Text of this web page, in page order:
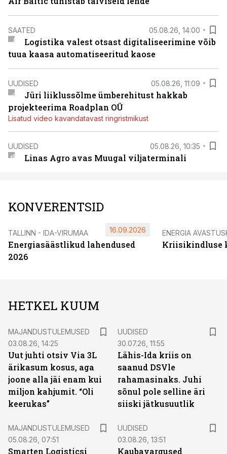
SAATED 05.08.26, 14:00
Logistika valest otsast digitaliseerimine võib
tuua kaasa automatiseeritud kaose
UUDISED 05.08.26, 11:09
Jüri liiklussõlme ümberehitust hakkab
projekteerima Roadplan OÜ
Lisatud video kavandatavast ringristmikust
UUDISED 05.08.26, 10:35
Linas Agro avas Muugal viljaterminali
KONVERENTSID
TALLINN - IDA-VIRUMAA
Energiasäästlikud lahendused
2026
16.09.2026 ENERGIA
Kriisikindluse
HETKEL KUUM
MAJANDUSTULEMUSED
03.08.26, 14:25
Uut juhti otsiv Via 3L
ärikasum kosus, aga
joone alla jäi enam kui
miljon kahjumit. “Oli
keerukas”
UUDISED
30.07.26, 11:55
Lähis-Ida kriis on
saanud DSVle
rahamasinaks. Juhi
sõnul pole selline äri
siiski jätkusuutlik
MAJANDUSTULEMUSED
05.08.26, 07:51
Smarten Logisticsi
UUDISED
03.08.26, 13:51
Kaubavargused